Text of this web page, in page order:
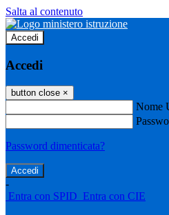
Salta al contenuto
Accedi
Accedi
button close ×
Nome
Password dimenticata?
-
Entra con SPID Entra con CIE